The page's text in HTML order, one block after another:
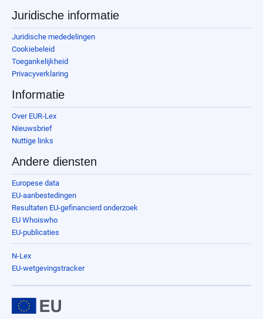
Juridische informatie
Juridische mededelingen
Cookiebeleid
Toegankelijkheid
Privacyverklaring
Informatie
Over EUR-Lex
Nieuwsbrief
Nuttige links
Andere diensten
Europese data
EU-aanbestedingen
Resultaten EU-gefinancierd onderzoek
EU Whoiswho
EU-publicaties
N-Lex
EU-wetgevingstracker